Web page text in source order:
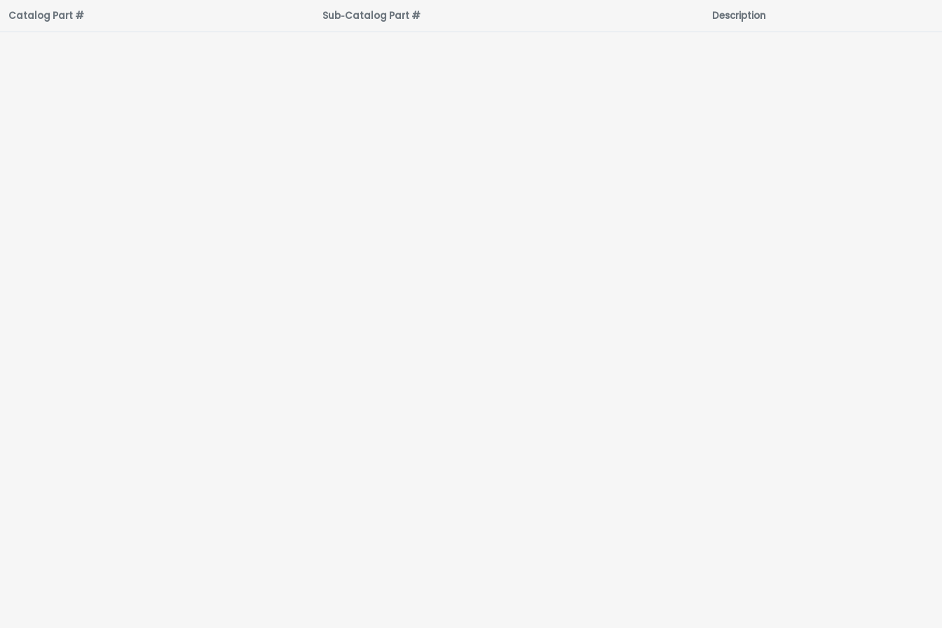
Catalog Part # Sub‑Catalog Part # Description